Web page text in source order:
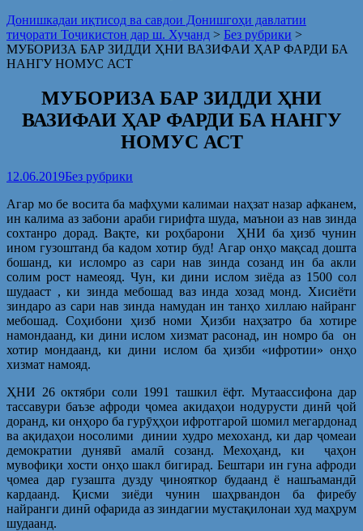
Донишкадаи иқтисод ва савдои Донишгоҳи давлатии
тиҷорати Тоҷикистон дар ш. Хуҷанд > Без рубрики >
МУБОРИЗА БАР ЗИДДИ ҲНИ ВАЗИФАИ ҲАР ФАРДИ БА
НАНГУ НОМУС АСТ
МУБОРИЗА БАР ЗИДДИ ҲНИ
ВАЗИФАИ ҲАР ФАРДИ БА НАНГУ
НОМУС АСТ
12.06.2019Без рубрики
Агар мо бе восита ба мафҳуми калимаи наҳзат назар афканем,
ин калима аз забони араби гирифта шуда, маънои аз нав зинда
сохтанро дорад. Вақте, ки роҳбарони ҲНИ ба ҳизб чунин
ином гузоштанд ба кадом хотир буд! Агар онҳо мақсад дошта
бошанд, ки исломро аз сари нав зинда созанд ин ба акли
солим рост намеояд. Чун, ки дини ислом зиёда аз 1500 сол
шудааст , ки зинда мебошад ваз инда хозад монд. Хисиёти
зиндаро аз сари нав зинда намудан ин танҳо хиллаю найранг
мебошад. Соҳибони ҳизб номи Ҳизби наҳзатро ба хотире
намондаанд, ки дини ислом хизмат расонад, ин номро ба он
хотир мондаанд, ки дини ислом ба ҳизби «ифротии» онҳо
хизмат намояд.
ҲНИ 26 октябри соли 1991 ташкил ёфт. Мутаассифона дар
тассавури баъзе афроди ҷомеа акидаҳои нодурусти динӣ ҷой
доранд, ки онҳоро ба гурӯҳҳои ифротгароӣ шомил мегардонад
ва ақидаҳои носолими динии худро мехоханд, ки дар ҷомеаи
демократии дунявӣ амалӣ созанд. Мехоҳанд, ки ҷаҳон
мувофиқи хости онҳо шакл бигирад. Бештари ин гуна афроди
ҷомеа дар гузашта дузду ҷинояткор будаанд ё нашъамандӣ
кардаанд. Қисми зиёди чунин шаҳрвандон ба фиребу
найранги динӣ офарида аз зиндагии мустақилонаи худ маҳрум
шудаанд.